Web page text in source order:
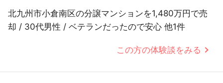
北九州市小倉南区の分譲マンションを1,480万円で売
却 / 30代男性 / ベテランだったので安心 他1件
この方の体験談をみる